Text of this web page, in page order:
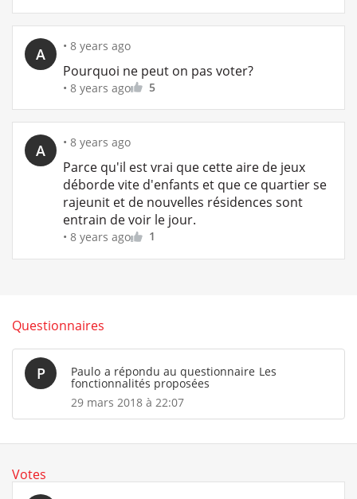
A • 8 years ago
Pourquoi ne peut on pas voter?
• 8 years ago 5
A • 8 years ago
Parce qu'il est vrai que cette aire de jeux
déborde vite d'enfants et que ce quartier se
rajeunit et de nouvelles résidences sont
entrain de voir le jour.
• 8 years ago 1
Questionnaires
P Paulo a répondu au questionnaire Les
fonctionnalités proposées
29 mars 2018 à 22:07
Votes